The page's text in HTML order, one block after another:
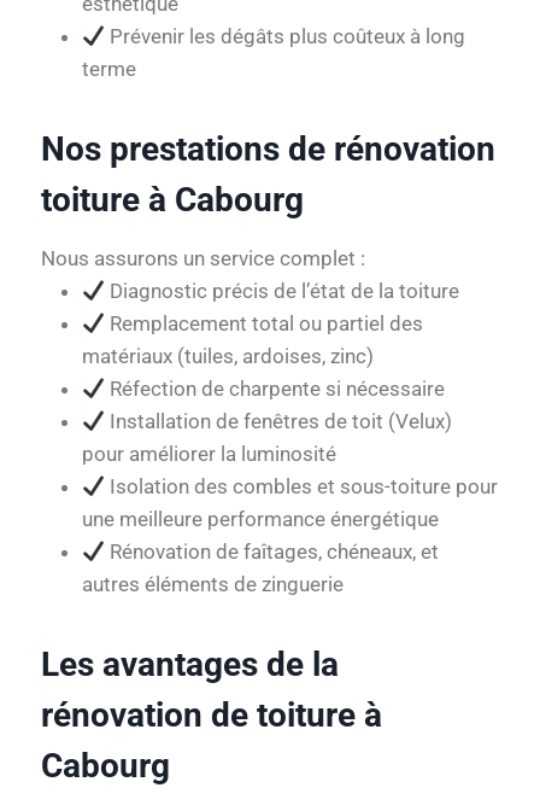
Prévenir les dégâts plus coûteux à long
terme
Nos prestations de rénovation
toiture à Cabourg
Nous assurons un service complet :
Diagnostic précis de l’état de la toiture
Remplacement total ou partiel des
matériaux (tuiles, ardoises, zinc)
Réfection de charpente si nécessaire
Installation de fenêtres de toit (Velux)
pour améliorer la luminosité
Isolation des combles et sous-toiture pour
une meilleure performance énergétique
Rénovation de faîtages, chéneaux, et
autres éléments de zinguerie
Les avantages de la
rénovation de toiture à
Cabourg